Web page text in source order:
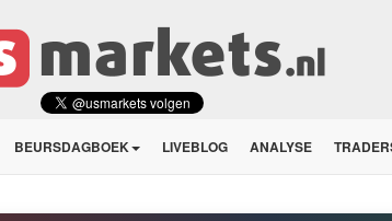
BEURSDAGBOEK LIVEBLOG ANALYSE